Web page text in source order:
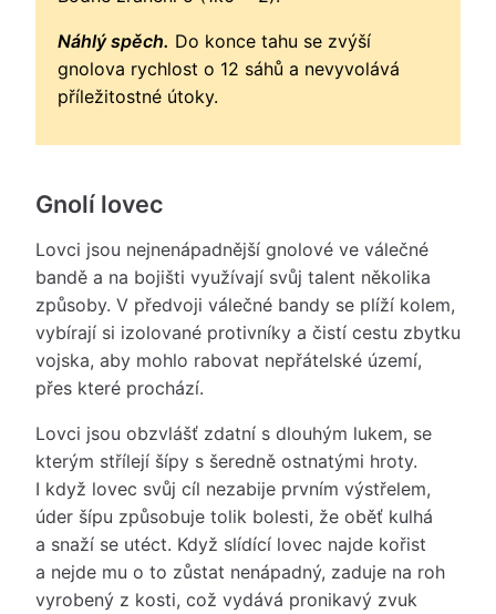
Náhlý spěch. Do konce tahu se zvýší
gnolova rychlost o 12 sáhů a nevyvolává
příležitostné útoky.
Gnolí lovec
Lovci jsou nejnenápadnější gnolové ve válečné
bandě a na bojišti využívají svůj talent několika
způsoby. V předvoji válečné bandy se plíží kolem,
vybírají si izolované protivníky a čistí cestu zbytku
vojska, aby mohlo rabovat nepřátelské území,
přes které prochází.
Lovci jsou obzvlášť zdatní s dlouhým lukem, se
kterým střílejí šípy s šeredně ostnatými hroty.
I když lovec svůj cíl nezabije prvním výstřelem,
úder šípu způsobuje tolik bolesti, že oběť kulhá
a snaží se utéct. Když slídící lovec najde kořist
a nejde mu o to zůstat nenápadný, zaduje na roh
vyrobený z kosti, což vydává pronikavý zvuk